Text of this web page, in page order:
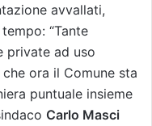
avvallati,
“Tante
private ad uso
ora il Comune sta
puntuale insieme
Carlo Masci